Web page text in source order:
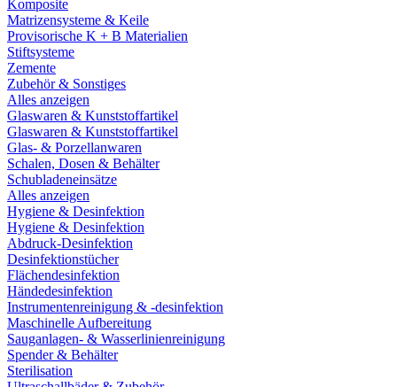
Komposite
Matrizensysteme & Keile
Provisorische K + B Materialien
Stiftsysteme
Zemente
Zubehör & Sonstiges
Alles anzeigen
Glaswaren & Kunststoffartikel
Glaswaren & Kunststoffartikel
Glas- & Porzellanwaren
Schalen, Dosen & Behälter
Schubladeneinsätze
Alles anzeigen
Hygiene & Desinfektion
Hygiene & Desinfektion
Abdruck-Desinfektion
Desinfektionstücher
Flächendesinfektion
Händedesinfektion
Instrumentenreinigung & -desinfektion
Maschinelle Aufbereitung
Sauganlagen- & Wasserlinienreinigung
Spender & Behälter
Sterilisation